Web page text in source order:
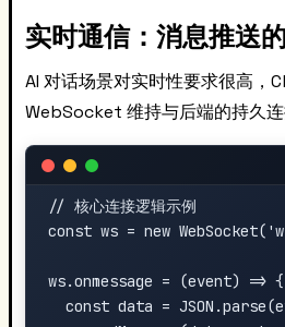
实时通信：消息推送
AI 对话场景对实时性要求很高，
WebSocket 维持与后端的持久连
// 核心连接逻辑示例
const ws = new
ws.onmessage = (event) => {
const data =